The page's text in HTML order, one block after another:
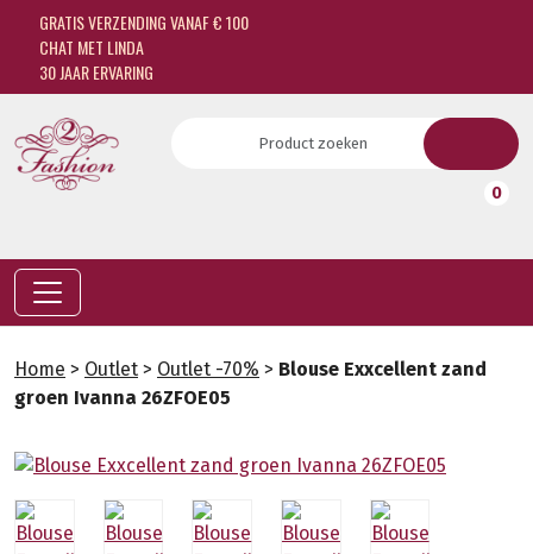
GRATIS VERZENDING VANAF € 100
CHAT MET LINDA
30 JAAR ERVARING
0
Home > Outlet > Outlet -70% > Blouse Exxcellent zand
groen Ivanna 26ZFOE05